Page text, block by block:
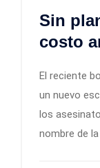
Sin
costo
El reciente
un nuevo
los
nombre de